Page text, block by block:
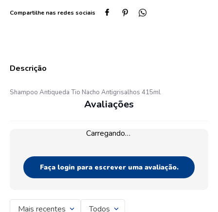
Shampoo Antiqueda Tio Nacho Antigrisalhos 415ml
Avaliações
Carregando…
Faça login para escrever uma avaliação.
Mais recentes Todos